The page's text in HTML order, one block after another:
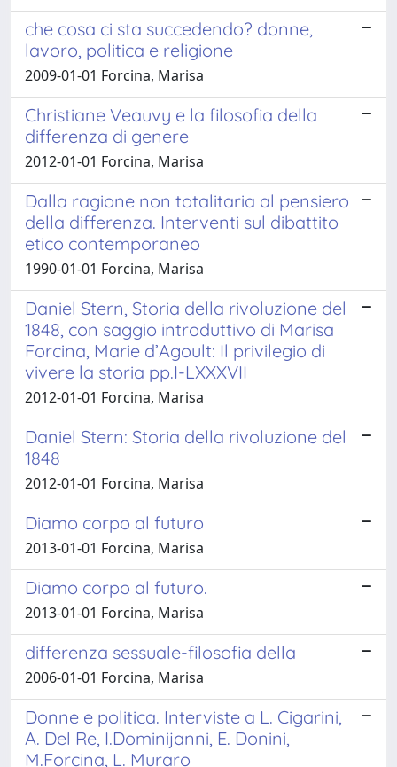
che cosa ci sta succedendo? donne,
lavoro, politica e religione
2009-01-01 Forcina, Marisa
Christiane Veauvy e la filosofia della
differenza di genere
2012-01-01 Forcina, Marisa
Dalla ragione non totalitaria al pensiero
della differenza. Interventi sul dibattito
etico contemporaneo
1990-01-01 Forcina, Marisa
Daniel Stern, Storia della rivoluzione del
1848, con saggio introduttivo di Marisa
Forcina, Marie d’Agoult: Il privilegio di
vivere la storia pp.I-LXXXVII
2012-01-01 Forcina, Marisa
Daniel Stern: Storia della rivoluzione del
1848
2012-01-01 Forcina, Marisa
Diamo corpo al futuro
2013-01-01 Forcina, Marisa
Diamo corpo al futuro.
2013-01-01 Forcina, Marisa
differenza sessuale-filosofia della
2006-01-01 Forcina, Marisa
Donne e politica. Interviste a L. Cigarini,
A. Del Re, I.Dominijanni, E. Donini,
M.Forcina, L. Muraro